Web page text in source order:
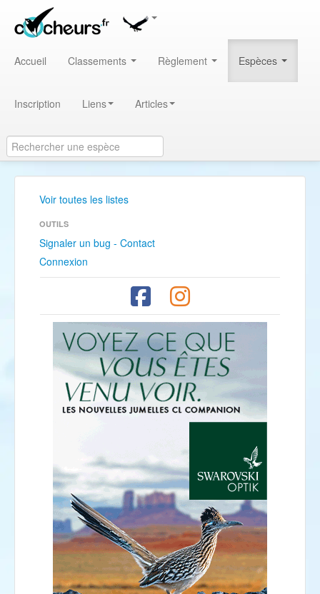
Accueil Classements Règlement Espèces
Inscription Liens Articles
Voir toutes les listes
OUTILS
Signaler un bug - Contact
Connexion